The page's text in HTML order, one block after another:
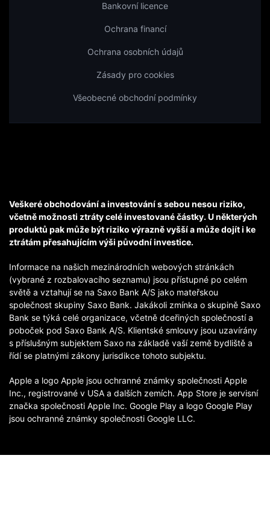
Bankovní licence
Ochrana financí
Ochrana osobních údajů
Zásady pro cookies
Všeobecné obchodní podmínky
Veškeré obchodování a investování s sebou nesou riziko,
včetně možnosti ztráty celé investované částky. U některých
produktů pak může být riziko výrazně vyšší a může dojít i ke
ztrátám přesahujícím výši původní investice.
Informace na našich mezinárodních webových stránkách
(vybrané z rozbalovacího seznamu) jsou přístupné po celém
světě a vztahují se na Saxo Bank A/S jako mateřskou
společnost skupiny Saxo Bank. Jakákoli zmínka o skupině Saxo
Bank se týká celé organizace, včetně dceřiných společností a
poboček pod Saxo Bank A/S. Klientské smlouvy jsou uzavírány
s příslušným subjektem Saxo na základě vaší země bydliště a
řídí se platnými zákony jurisdikce tohoto subjektu.
Apple a logo Apple jsou ochranné známky společnosti Apple
Inc., registrované v USA a dalších zemích. App Store je servisní
značka společnosti Apple Inc. Google Play a logo Google Play
jsou ochranné známky společnosti Google LLC.